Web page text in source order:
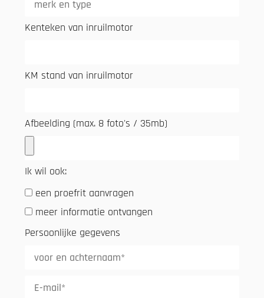
Kenteken van inruilmotor
KM stand van inruilmotor
Afbeelding (max. 8 foto's / 35mb)
Ik wil ook:
een proefrit aanvragen
meer informatie ontvangen
Persoonlijke gegevens